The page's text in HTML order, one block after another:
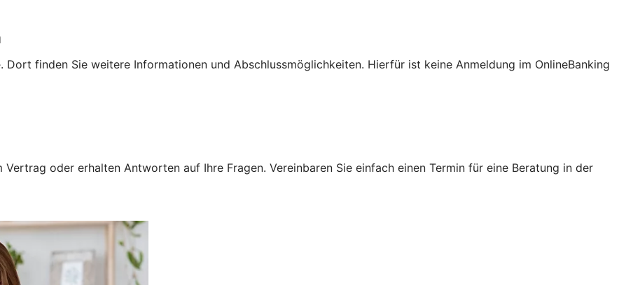
finden Sie weitere Informationen und Abschlussmöglichkeiten. Hierfür ist keine Anmeldung im OnlineBanking
oder erhalten Antworten auf Ihre Fragen. Vereinbaren Sie einfach einen Termin für eine Beratung in der